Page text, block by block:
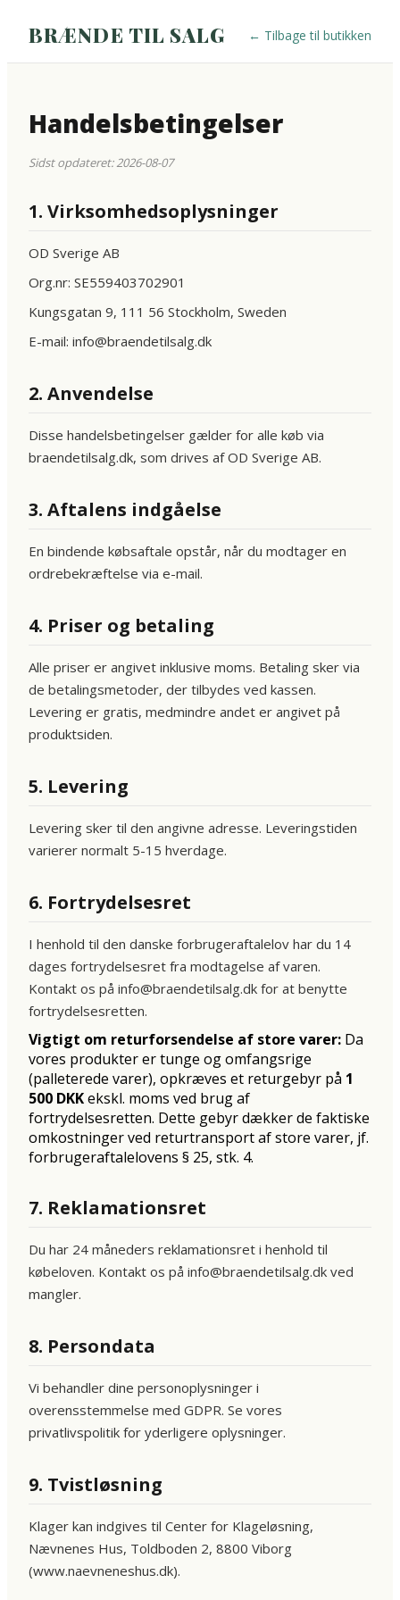
BRÆNDE TIL SALG ← Tilbage til butikken
Handelsbetingelser
Sidst opdateret: 2026-08-07
1. Virksomhedsoplysninger
OD Sverige AB
Org.nr: SE559403702901
Kungsgatan 9, 111 56 Stockholm, Sweden
E-mail: info@braendetilsalg.dk
2. Anvendelse
Disse handelsbetingelser gælder for alle køb via
braendetilsalg.dk, som drives af OD Sverige AB.
3. Aftalens indgåelse
En bindende købsaftale opstår, når du modtager en
ordrebekræftelse via e-mail.
4. Priser og betaling
Alle priser er angivet inklusive moms. Betaling sker via
de betalingsmetoder, der tilbydes ved kassen.
Levering er gratis, medmindre andet er angivet på
produktsiden.
5. Levering
Levering sker til den angivne adresse. Leveringstiden
varierer normalt 5-15 hverdage.
6. Fortrydelsesret
I henhold til den danske forbrugeraftalelov har du 14
dages fortrydelsesret fra modtagelse af varen.
Kontakt os på info@braendetilsalg.dk for at benytte
fortrydelsesretten.
Vigtigt om returforsendelse af store varer: Da
vores produkter er tunge og omfangsrige
(palleterede varer), opkræves et returgebyr på 1
500 DKKekskl. moms ved brug af
fortrydelsesretten. Dette gebyr dækker de faktiske
omkostninger ved returtransport af store varer, jf.
forbrugeraftalelovens § 25, stk. 4.
7. Reklamationsret
Du har 24 måneders reklamationsret i henhold til
købeloven. Kontakt os på info@braendetilsalg.dk ved
mangler.
8. Persondata
Vi behandler dine personoplysninger i
overensstemmelse med GDPR. Se vores
privatlivspolitik for yderligere oplysninger.
9. Tvistløsning
Klager kan indgives til Center for Klageløsning,
Nævnenes Hus, Toldboden 2, 8800 Viborg
(www.naevneneshus.dk).